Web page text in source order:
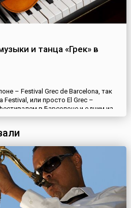
и танца «Грек» в
– Festival Grec de Barcelona, так
Festival, или просто El Grec –
в Барселоне и одним из
Испании. Это традиционный
ежегодно летом и длится